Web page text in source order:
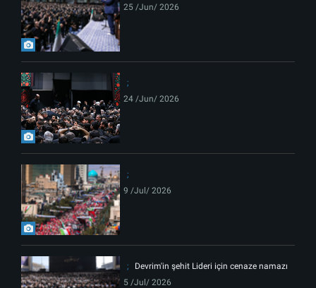
25 /Jun/ 2026
24 /Jun/ 2026
9 /Jul/ 2026
Devrim'in şehit Lideri için cenaze namazı
5 /Jul/ 2026